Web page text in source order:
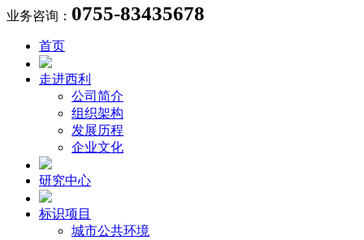
业务咨询： 0755-83435678
首页
走进西利
公司简介
组织架构
发展历程
企业文化
研究中心
标识项目
城市公共环境